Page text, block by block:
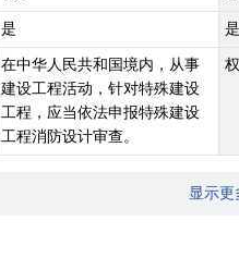
是
在中华人民共和国境内，从事
建设工程活动，针对特殊建设
工程，应当依法申报特殊建设
工程消防设计审查。
显示更